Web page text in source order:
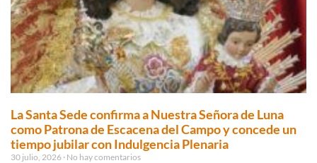
La Santa Sede confirma a Nuestra Señora de Luna
como Patrona de Escacena del Campo y concede un
tiempo jubilar con Indulgencia Plenaria
30 julio, 2026 No hay comentarios